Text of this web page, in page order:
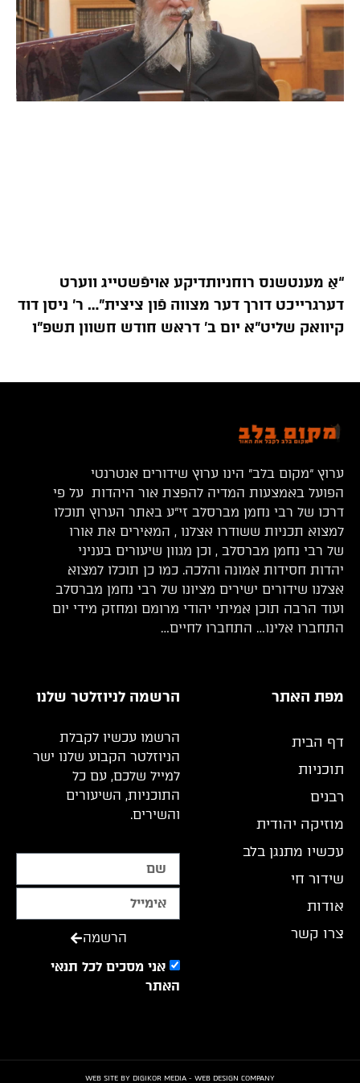
“אַ מענטשנס רוחניותדיקע אויפֿשטייג ווערט
דערגרייכט דורך דער מצווה פֿון ציצית”… ר’ ניסן דוד
קיוואק שליט”א יום ב’ דראש חודש חשוון תשפ”ו
ערוץ “מקום בלב” הינו ערוץ שידורים אנטרנטי
הפועל באמצעות המדיה להפצת אור היהדות על פי
דרכו של רבי נחמן מברסלב זי”ע באתר הערוץ תוכלו
למצוא תכניות ששודרו אצלנו , המאירים את אורו
של רבי נחמן מברסלב , וכן מגוון שיעורים בעניני
יהדות חסידות אמונה והלכה. כמו כן תוכלו למצוא
אצלנו שידורים ישירים מציונו של רבי נחמן מברסלב
ועוד הרבה תוכן אמיתי יהודי מרומם ומחזק מידי יום
התחברו אלינו… התחברו לחיים…
מפת האתר
דף הבית
תוכניות
רבנים
מוזיקה יהודית
עכשיו מתנגן בלב
שידור חי
אודות
צרו קשר
הרשמה לניוזלטר שלנו
הרשמו עכשיו לקבלת
הניוזלטר הקבוע שלנו ישר
למייל שלכם, עם כל
התוכניות, השיעורים
והשירים.
אני מסכים לכל תנאי
האתר
הרשמה
WEB SITE BY DIGIKOR MEDIA - WEB DESIGN COMPANY